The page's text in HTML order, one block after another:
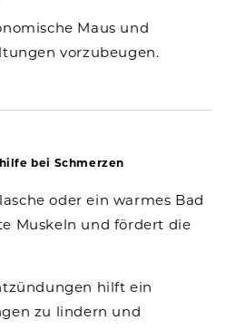
Maus und
vorzubeugen.
bei Schmerzen
oder ein warmes Bad
Muskeln und fördert die
hilft ein
zu lindern und